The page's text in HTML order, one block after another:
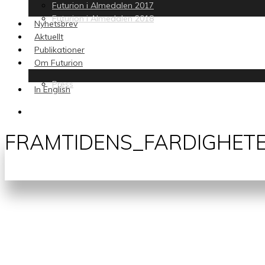
Futurion i Almedalen 2017
Futurion i Almedalen 2018
Nyhetsbrev
Aktuellt
Publikationer
Om Futurion
Press
In English